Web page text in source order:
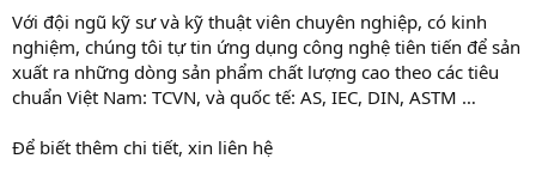
Với đội ngũ kỹ sư và kỹ thuật viên chuyên nghiệp, có kinh
nghiệm, chúng tôi tự tin ứng dụng công nghệ tiên tiến để sản
xuất ra những dòng sản phẩm chất lượng cao theo các tiêu
chuẩn Việt Nam: TCVN, và quốc tế: AS, IEC, DIN, ASTM …
Để biết thêm chi tiết, xin liên hệ